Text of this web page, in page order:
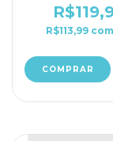
R$113,99 com
COMPRAR